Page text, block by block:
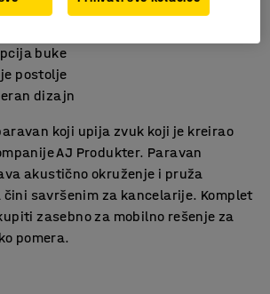
buke
postolje
dizajn
koji upija zvuk koji je kreirao
AJ Produkter. Paravan
akustično okruženje i pruža
savršenim za kancelarije. Komplet
zasebno za mobilno rešenje za
pomera.